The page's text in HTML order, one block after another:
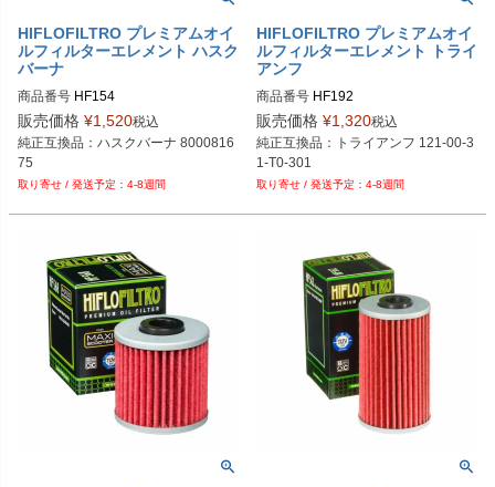
HIFLOFILTRO プレミアムオイ
ルフィルターエレメント ハスク
バーナ
商品番号 HF154
販売価格 ¥1,520税込
純正互換品：ハスクバーナ 8000816
75
4-8週間
HIFLOFILTRO プレミアムオイ
ルフィルターエレメント トライ
アンフ
商品番号 HF192
販売価格 ¥1,320税込
純正互換品：トライアンフ 121-00-3
1-T0-301
4-8週間